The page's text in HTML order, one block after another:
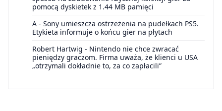
pomocą dyskietek z 1.44 MB pamięci
A - Sony umieszcza ostrzeżenia na pudełkach PS5.
Etykieta informuje o końcu gier na płytach
Robert Hartwig - Nintendo nie chce zwracać
pieniędzy graczom. Firma uważa, że klienci u USA
„otrzymali dokładnie to, za co zapłacili”